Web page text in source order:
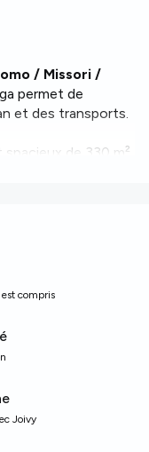
/ Missori /
permet de
et des transports.
de 330 m²
bains. Profitez
de
un
compris
Joivy